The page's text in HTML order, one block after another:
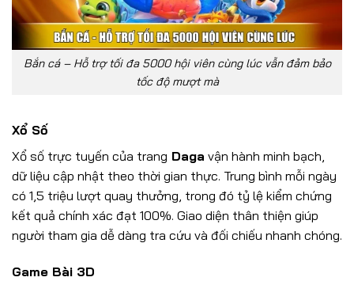
Bắn cá – Hỗ trợ tối đa 5000 hội viên cùng lúc vẫn đảm bảo
tốc độ mượt mà
Xổ Số
Xổ số trực tuyến của trang Daga vận hành minh bạch,
dữ liệu cập nhật theo thời gian thực. Trung bình mỗi ngày
có 1,5 triệu lượt quay thưởng, trong đó tỷ lệ kiểm chứng
kết quả chính xác đạt 100%. Giao diện thân thiện giúp
người tham gia dễ dàng tra cứu và đối chiếu nhanh chóng.
Game Bài 3D